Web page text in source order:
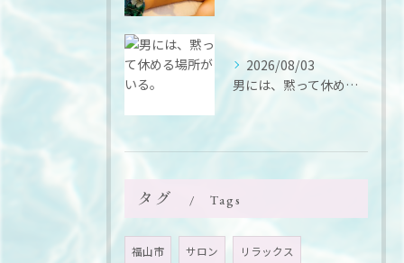
2026/08/03
男には、黙って休める場所がいる。
タグ Tags
福山市 サロン リラックス